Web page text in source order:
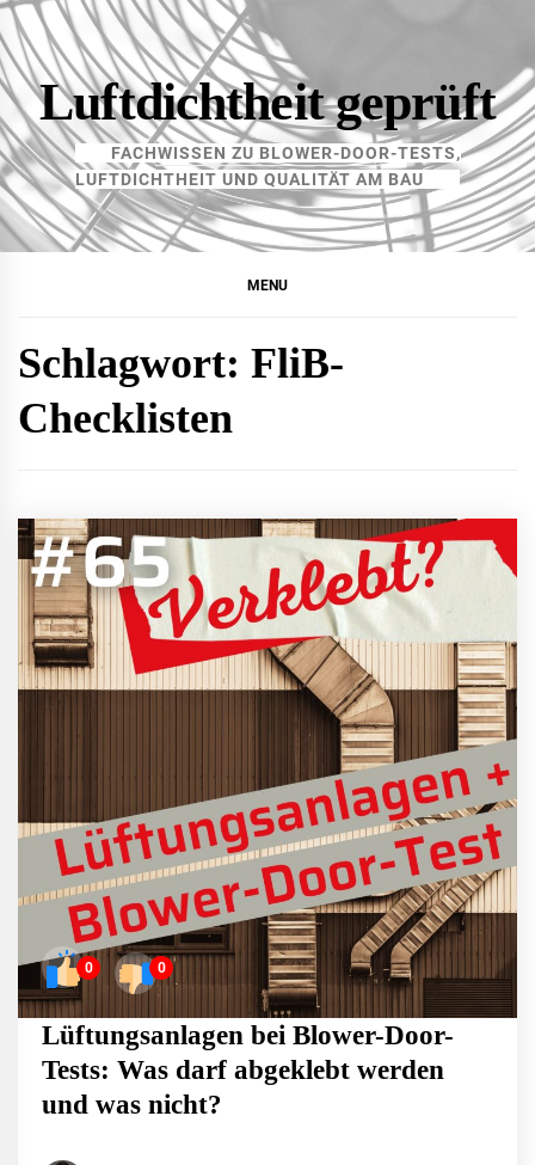
Skip
to
contentLuftdichtheit geprüft
FACHWISSEN ZU BLOWER-DOOR-TESTS,
LUFTDICHTHEIT UND QUALITÄT AM BAU
MENU
Schlagwort: FliB-
Checklisten
0 0
Lüftungsanlagen bei Blower-Door-
Tests: Was darf abgeklebt werden
und was nicht?